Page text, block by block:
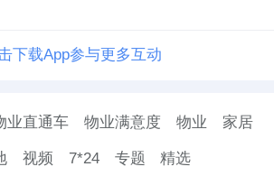
下载App参与更多互动
业直通车 物业满意度 物业 家居
视频 7*24 专题 精选